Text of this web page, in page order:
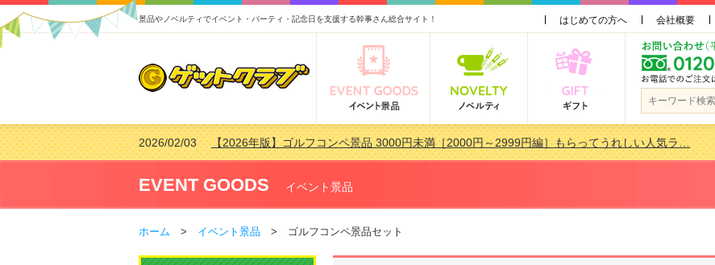
景品やノベルティでイベント・パーティ・記念日を支援する幹事さん総合サイト！ はじめての方へ 会社概要
2026/02/03【2026年版】ゴルフコンペ景品 3000円未満［2000円～2999円編］もらってうれしい人気ラ…
2026/07/15【2026年版】ビンゴゲーム景品おすすめ金額別人気ランキング 更新しました！
2026/04/03【2026年版】ゴルフコンペ景品 3000円未満［2000円～2999円編］もらってうれしい人気ラ…
2026/02/16【2026年版】結婚式の二次会で貰って嬉しい景品とは？ 更新しました！
EVENT GOODS イベント景品
ホーム > イベント景品 > ゴルフコンペ景品セット